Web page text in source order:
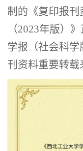
制的《复印报刊
（2023年版）》
学报（社会科学
刊资料重要转载